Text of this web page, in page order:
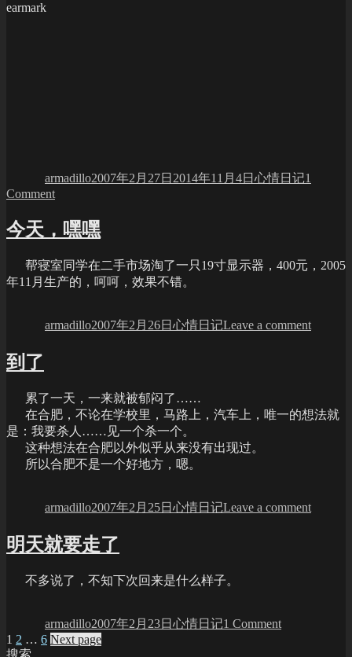
earmark
armadillo2007年2月27日 2014年11月4日 心情日记1
Commenton
今天，嘿嘿
帮寝室同学在二手市场淘了一只19寸显示器，400元，2005
年11月生产的，呵呵，效果不错。
armadillo2007年2月26日 心情日记Leave a comment天，
到了
累了一天，一来就被郁闷了……
在合肥，不论在学校里，马路上，汽车上，唯一的想法就
是：我要杀人……见一个杀一个。
这种想法在合肥以外似乎从来没有出现过。
所以合肥不是一个好地方，嗯。
armadillo2007年2月25日 心情日记Leave a comment了
明天就要走了
不多说了，不知下次回来是什么样子。
armadillo2007年2月23日 心情日记1 Comment天
Posts
Page
1 Page
2 … Page
6 Next page
搜索